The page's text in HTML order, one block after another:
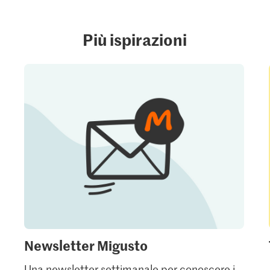
Più ispirazioni
Newsletter Migusto